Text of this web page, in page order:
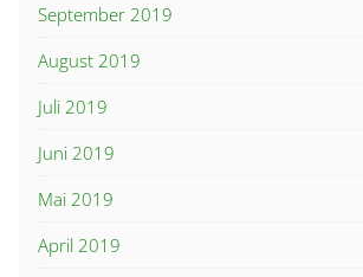
September 2019
August 2019
Juli 2019
Juni 2019
Mai 2019
April 2019